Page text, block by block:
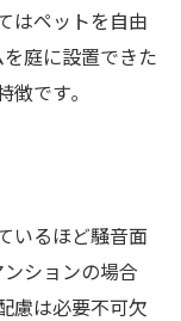
はペットを自由
庭に設置できた
徴です｡
いるほど騒音面
ションの場合
慮は必要不可欠